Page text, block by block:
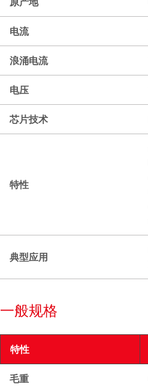
电流
浪涌电流
电压
芯片技术
特性
典型应用
一般规格
特性
毛重